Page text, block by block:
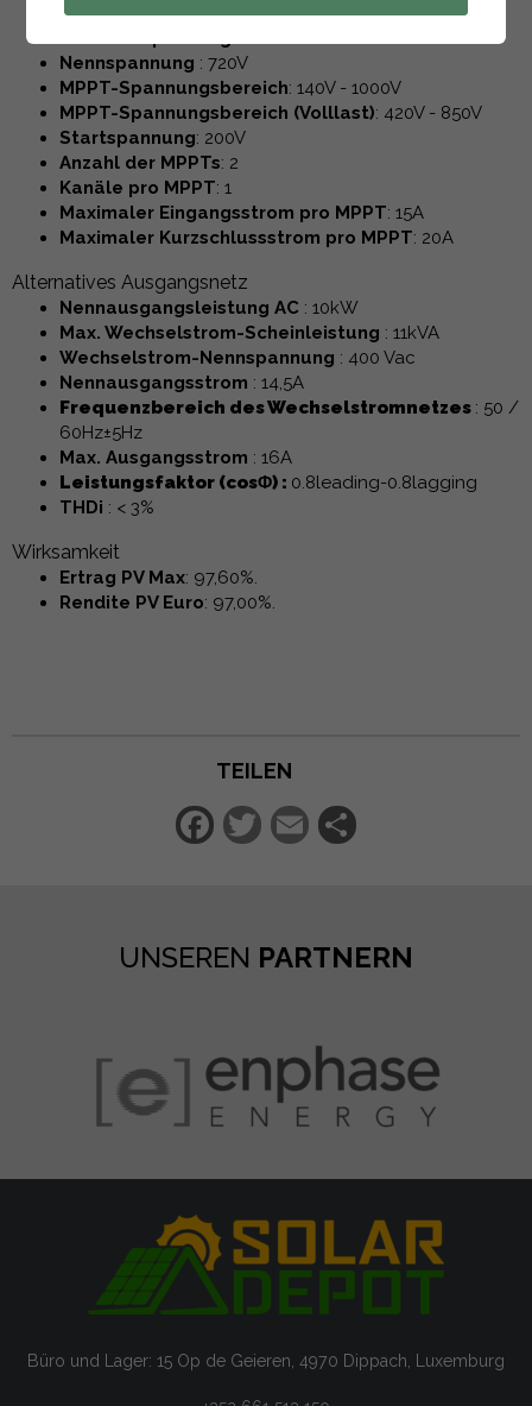
Max. kontinuierliche PV-Eingangsleistung: 20kW
Nennspannung : 720V
MPPT-Spannungsbereich: 140V - 1000V
MPPT-Spannungsbereich (Volllast): 420V - 850V
Startspannung: 200V
Anzahl der MPPTs: 2
Kanäle pro MPPT: 1
Maximaler Eingangsstrom pro MPPT: 15A
Maximaler Kurzschlussstrom pro MPPT: 20A
Alternatives Ausgangsnetz
Nennausgangsleistung AC : 10kW
Max. Wechselstrom-Scheinleistung : 11kVA
Wechselstrom-Nennspannung : 400 Vac
Nennausgangsstrom : 14,5A
Frequenzbereich des Wechselstromnetzes : 50 /
60Hz±5Hz
Max. Ausgangsstrom : 16A
Leistungsfaktor (cosΦ) : 0.8leading-0.8lagging
THDi : < 3%
Wirksamkeit
Ertrag PV Max: 97,60%.
Rendite PV Euro: 97,00%.
TEILEN
Facebook
Twitter
Email
UNSEREN PARTNERN
Büro und Lager: 15 Op de Geieren, 4970 Dippach, Luxemburg